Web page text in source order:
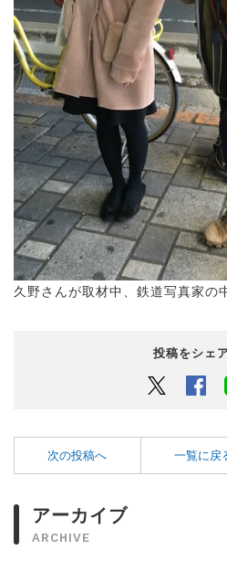
久野さんが取材中、鉄道写真家の
投稿をシェ
Twitter
次の投稿へ 一覧に戻
アーカイブ
ARCHIVE